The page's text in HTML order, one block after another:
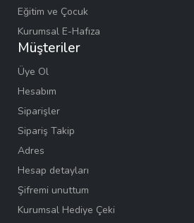
Eğitim ve Çocuk
Kurumsal E-Hafıza
Müşteriler
Üye Ol
Hesabım
Siparişler
Sipariş Takip
Adres
Hesap detayları
Şifremi unuttum
Kurumsal Hediye Çeki